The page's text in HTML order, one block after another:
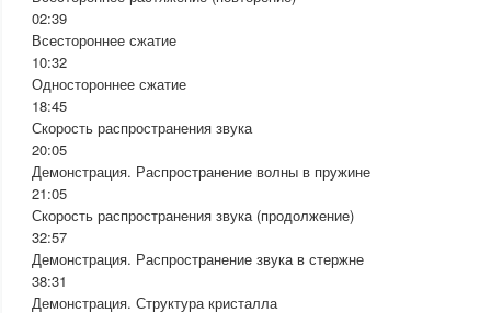
02:39
Всестороннее сжатие
10:32
Одностороннее сжатие
18:45
Скорость распространения звука
20:05
Демонстрация. Распространение волны в пружине
21:05
Скорость распространения звука (продолжение)
32:57
Демонстрация. Распространение звука в стержне
38:31
Демонстрация. Структура кристалла